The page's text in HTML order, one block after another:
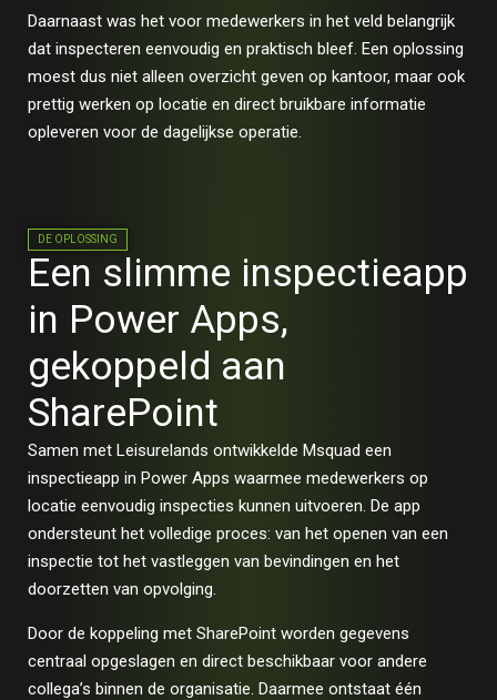
Daarnaast was het voor medewerkers in het veld belangrijk
dat inspecteren eenvoudig en praktisch bleef. Een oplossing
moest dus niet alleen overzicht geven op kantoor, maar ook
prettig werken op locatie en direct bruikbare informatie
opleveren voor de dagelijkse operatie.
DE OPLOSSING
Een slimme inspectieapp
in Power Apps,
gekoppeld aan
SharePoint
Samen met Leisurelands ontwikkelde Msquad een
inspectieapp in Power Apps waarmee medewerkers op
locatie eenvoudig inspecties kunnen uitvoeren. De app
ondersteunt het volledige proces: van het openen van een
inspectie tot het vastleggen van bevindingen en het
doorzetten van opvolging.
Door de koppeling met SharePoint worden gegevens
centraal opgeslagen en direct beschikbaar voor andere
collega’s binnen de organisatie. Daarmee ontstaat één